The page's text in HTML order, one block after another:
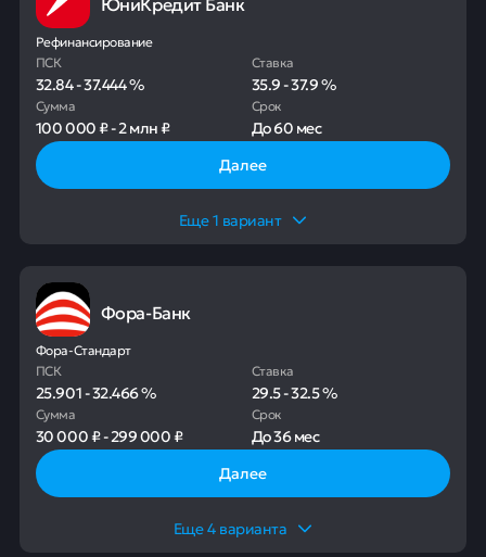
Рефинансирование
ПСК
32.84-37.444%
Ставка
35.9-37.9%
Сумма
100 000 ₽-2 млн ₽
Срок
До60 мес
Далее
Еще1 вариант
Фора-Банк
Фора-Стандарт
ПСК
25.901-32.466%
Ставка
29.5-32.5%
Сумма
30 000 ₽-299 000 ₽
Срок
До36 мес
Далее
Еще4 варианта